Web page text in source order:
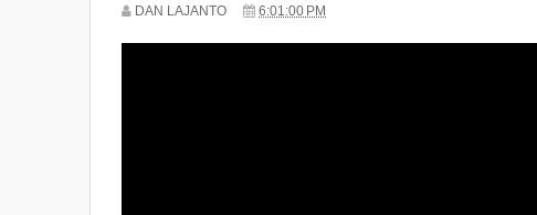
DAN LAJANTO 6:01:00 PM